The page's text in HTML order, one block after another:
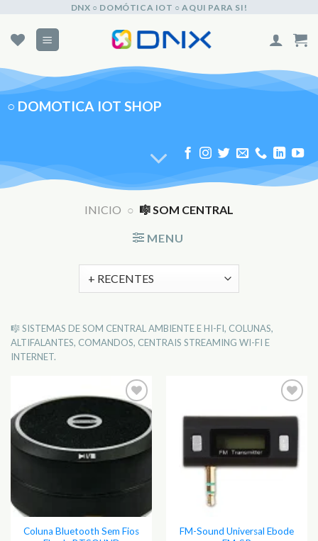
content
DNX ○ DOMÓTICA IOT ○ AQUI PARA SI!
○ DOMOTICA IOT SHOP
INICIO ○ 🎼 SOM CENTRAL
MENU
🎼 SISTEMAS DE SOM CENTRAL AMBIENTE E HI-FI, COLUNAS,
ALTIFALANTES, COMANDOS, CENTRAIS STREAMING WI-FI E
INTERNET.
Coluna Bluetooth Sem Fios
FM-Sound Universal Ebode